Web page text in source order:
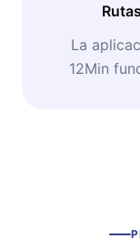
La
12Min